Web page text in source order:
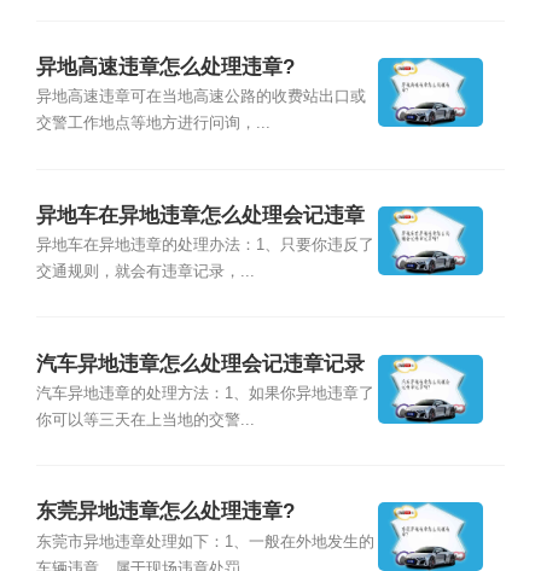
异地高速违章怎么处理违章?
异地高速违章可在当地高速公路的收费站出口或
交警工作地点等地方进行问询，...
异地车在异地违章怎么处理会记违章
记录吗?
异地车在异地违章的处理办法：1、只要你违反了
交通规则，就会有违章记录，...
汽车异地违章怎么处理会记违章记录
吗?
汽车异地违章的处理方法：1、如果你异地违章了
你可以等三天在上当地的交警...
东莞异地违章怎么处理违章?
东莞市异地违章处理如下：1、一般在外地发生的